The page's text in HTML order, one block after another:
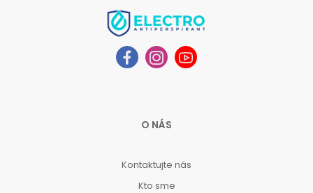
O NÁS
Kontaktujte nás
Kto sme